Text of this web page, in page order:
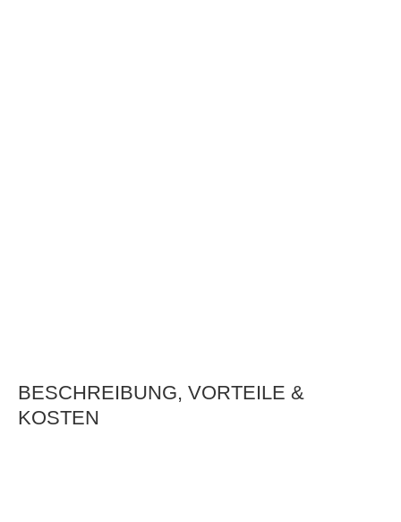
BESCHREIBUNG, VORTEILE &
KOSTEN